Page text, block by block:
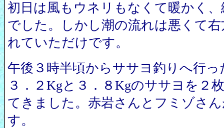
初日は風もウネリもなくて暖かく
でした。しかし潮の流れは悪くて
れていただけです。
午後３時半頃からササヨ釣りへ行
３．２Kgと３．８Kgのササヨを２
てきました。赤岩さんとフミゾさ
す。